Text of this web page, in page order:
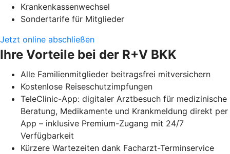
Krankenkassenwechsel
Sondertarife für Mitglieder
Jetzt online abschließen
Ihre Vorteile bei der R+V BKK
Alle Familienmitglieder beitragsfrei mitversichern
Kostenlose Reiseschutzimpfungen
TeleClinic-App: digitaler Arztbesuch für medizinische
Beratung, Medikamente und Krankmeldung direkt per
App – inklusive Premium-Zugang mit 24/7
Verfügbarkeit
Kürzere Wartezeiten dank Facharzt-Terminservice